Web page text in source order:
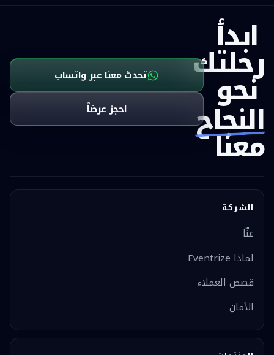
ابدأ
رحلتك
نحو
النجاح
معنا
تحدث معنا عبر واتساب
احجز عرضاً
الشركة
عنّا
لماذا Eventrize
قصص العملاء
الأمان